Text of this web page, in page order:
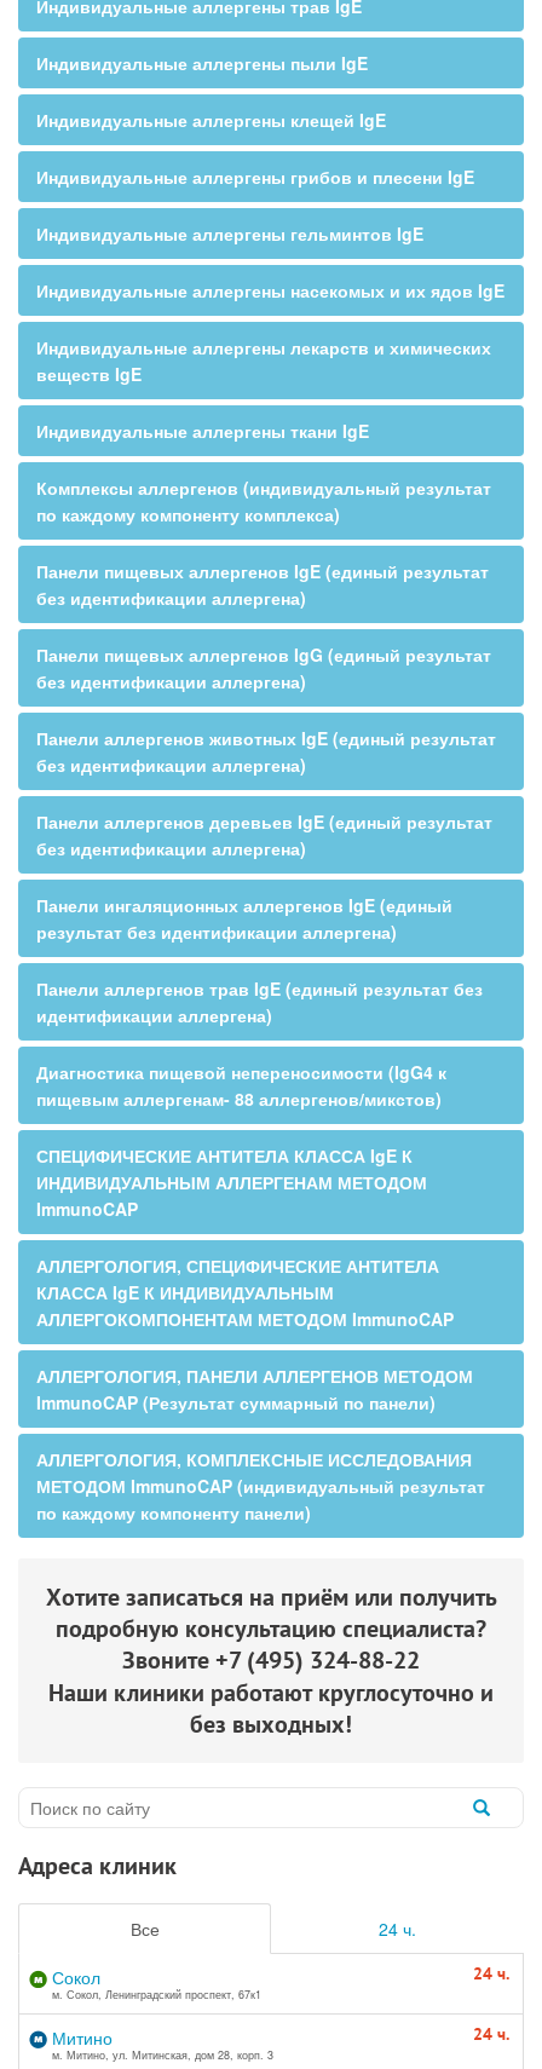
Индивидуальные аллергены трав IgE
Индивидуальные аллергены пыли IgE
Индивидуальные аллергены клещей IgE
Индивидуальные аллергены грибов и плесени IgE
Индивидуальные аллергены гельминтов IgE
Индивидуальные аллергены насекомых и их ядов IgE
Индивидуальные аллергены лекарств и химических
веществ IgE
Индивидуальные аллергены ткани IgE
Комплексы аллергенов (индивидуальный результат
по каждому компоненту комплекса)
Панели пищевых аллергенов IgE (единый результат
без идентификации аллергена)
Панели пищевых аллергенов IgG (единый результат
без идентификации аллергена)
Панели аллергенов животных IgE (единый результат
без идентификации аллергена)
Панели аллергенов деревьев IgE (единый результат
без идентификации аллергена)
Панели ингаляционных аллергенов IgE (единый
результат без идентификации аллергена)
Панели аллергенов трав IgE (единый результат без
идентификации аллергена)
Диагностика пищевой непереносимости (IgG4 к
пищевым аллергенам- 88 аллергенов/микстов)
СПЕЦИФИЧЕСКИЕ АНТИТЕЛА КЛАССА IgE К
ИНДИВИДУАЛЬНЫМ АЛЛЕРГЕНАМ МЕТОДОМ
ImmunoCAP
АЛЛЕРГОЛОГИЯ, СПЕЦИФИЧЕСКИЕ АНТИТЕЛА
КЛАССА IgE К ИНДИВИДУАЛЬНЫМ
АЛЛЕРГОКОМПОНЕНТАМ МЕТОДОМ ImmunoCAP
АЛЛЕРГОЛОГИЯ, ПАНЕЛИ АЛЛЕРГЕНОВ МЕТОДОМ
ImmunoCAP (Результат суммарный по панели)
АЛЛЕРГОЛОГИЯ, КОМПЛЕКСНЫЕ ИССЛЕДОВАНИЯ
МЕТОДОМ ImmunoCAP (индивидуальный результат
по каждому компоненту панели)
Хотите записаться на приём или получить
подробную консультацию специалиста?
Звоните+7 (495) 324-88-22
Наши клиники работают круглосуточно и
без выходных!
Адреса клиник
Все
24 ч.
Сокол
м. Сокол, Ленинградский проспект, 67к1
24 ч.
Митино
м. Митино, ул. Митинская, дом 28, корп. 3
24 ч.